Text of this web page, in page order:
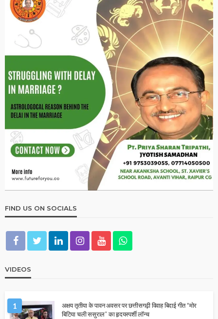
FIND US ON SOCIALS
VIDEOS
1
अक्षय तृतीया के पावन अवसर पर छत्तीसगढ़ी विवाह बिदाई गीत “मोर
बिटिया चली ससुराल” का हृदयस्पर्शी लॉन्च